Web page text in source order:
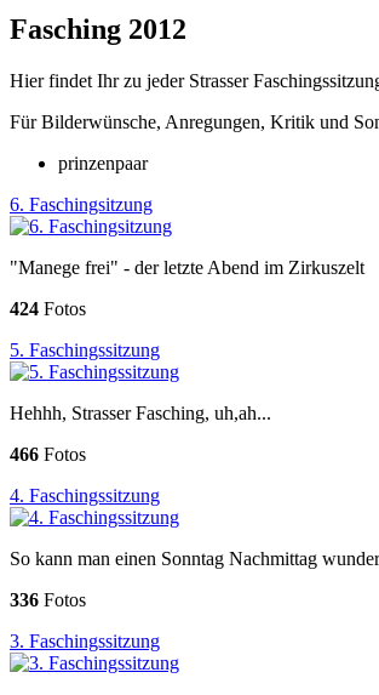
Fasching 2012
Hier findet Ihr zu jeder Strasser
Für Bilderwünsche, Anregungen, Kritik und
prinzenpaar
6. Faschingsitzung
"Manege frei" - der letzte Abend im Zirkuszelt
424 Fotos
5. Faschingssitzung
Hehhh, Strasser Fasching, uh,ah...
466 Fotos
4. Faschingssitzung
So kann man einen Sonntag Nachmittag
336 Fotos
3. Faschingssitzung